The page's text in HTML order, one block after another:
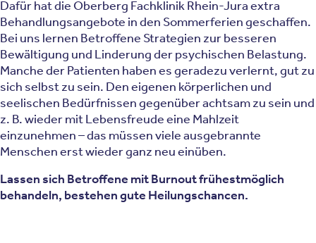
Dafür hat die Oberberg Fachklinik Rhein-Jura extra
Behandlungsangebote in den Sommerferien geschaffen.
Bei uns lernen Betroffene Strategien zur besseren
Bewältigung und Linderung der psychischen Belastung.
Manche der Patienten haben es geradezu verlernt, gut zu
sich selbst zu sein. Den eigenen körperlichen und
seelischen Bedürfnissen gegenüber achtsam zu sein und
z. B. wieder mit Lebensfreude eine Mahlzeit
einzunehmen – das müssen viele ausgebrannte
Menschen erst wieder ganz neu einüben.
Lassen sich Betroffene mit Burnout frühestmöglich
behandeln, bestehen gute Heilungschancen.